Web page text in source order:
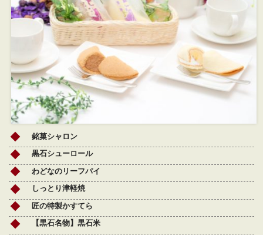
銘菓シャロン
黒石シューロール
わどなのリーフパイ
しっとり津軽焼
匠の特製かすてら
【黒石名物】黒石米